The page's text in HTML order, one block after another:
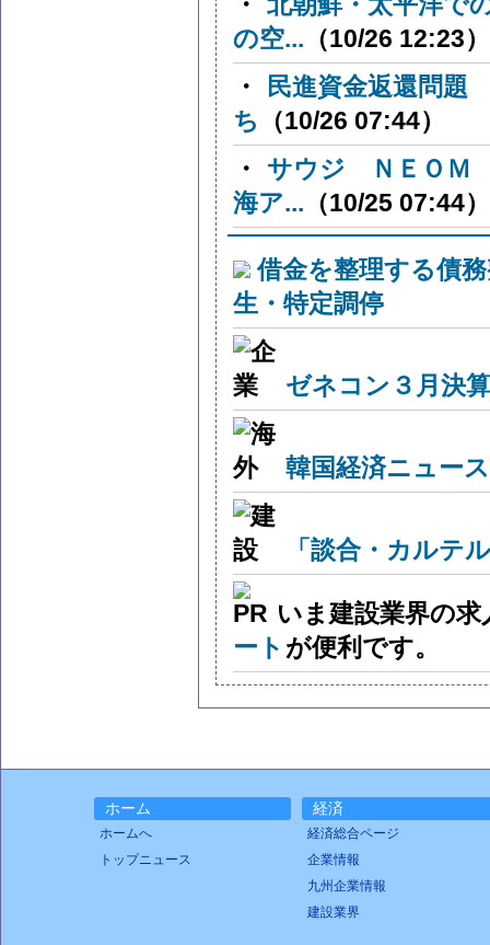
の空... （10/26 12:23）
・
民進資金返還問題
ち
（10/26 07:44）
・
サウジ ＮＥＯＭ
海ア... （10/25 07:44）
借金を整理する債
生・特定調停
ゼネコン３月決
韓国経済ニュー
「談合・カルテ
いま建設業界の
ート が便利です。
ホーム
ホームへ
トップニュース
経済
経済総合ページ
企業情報
九州企業情報
建設業界